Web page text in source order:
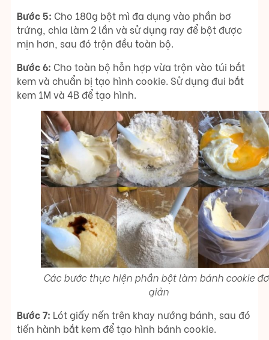
Bước 5: Cho 180g bột mì đa dụng vào phần bơ
trứng, chia làm 2 lần và sử dụng ray để bột được
mịn hơn, sau đó trộn đều toàn bộ.
Bước 6: Cho toàn bộ hỗn hợp vừa trộn vào túi bắt
kem và chuẩn bị tạo hình cookie. Sử dụng đui bắt
kem 1M và 4B để tạo hình.
Các bước thực hiện phần bột làm bánh cookie
giản
Bước 7: Lót giấy nến trên khay nướng bánh, sau đó
tiến hành bắt kem để tạo hình bánh cookie.